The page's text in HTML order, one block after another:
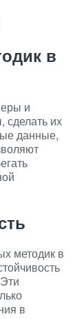
в
и
сделать их
данные,
методик в
в